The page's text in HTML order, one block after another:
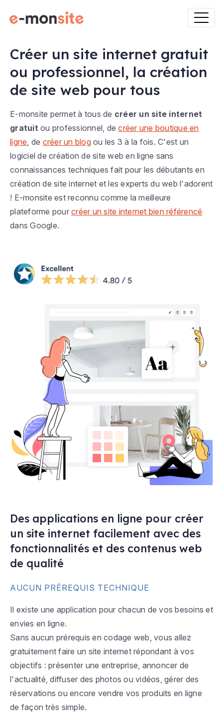
Créer un site internet gratuit
ou professionnel, la création
de site web pour tous
E-monsite permet à tous de créer un site internet
gratuit ou professionnel, decréer une boutique en
ligne , de créer un blogou les 3 à la fois. C'est un
logiciel de création de site web en ligne sans
connaissances techniques fait pour les débutants en
création de site internet et les experts du web l'adorent
! E-monsite est reconnu comme la meilleure
plateforme pour créer un site internet bien référencé
dans Google.
Des applications en ligne pour créer
un site internet facilement avec des
fonctionnalités et des contenus web
de qualité
AUCUN PRÉREQUIS TECHNIQUE
Il existe une application pour chacun de vos besoins et
envies en ligne.
Sans aucun prérequis en codage web, vous allez
gratuitement faire un site internet répondant à vos
objectifs : présenter une entreprise, annoncer de
l'actualité, diffuser des photos ou vidéos, gérer des
réservations ou encore vendre vos produits en ligne
de façon très simple.